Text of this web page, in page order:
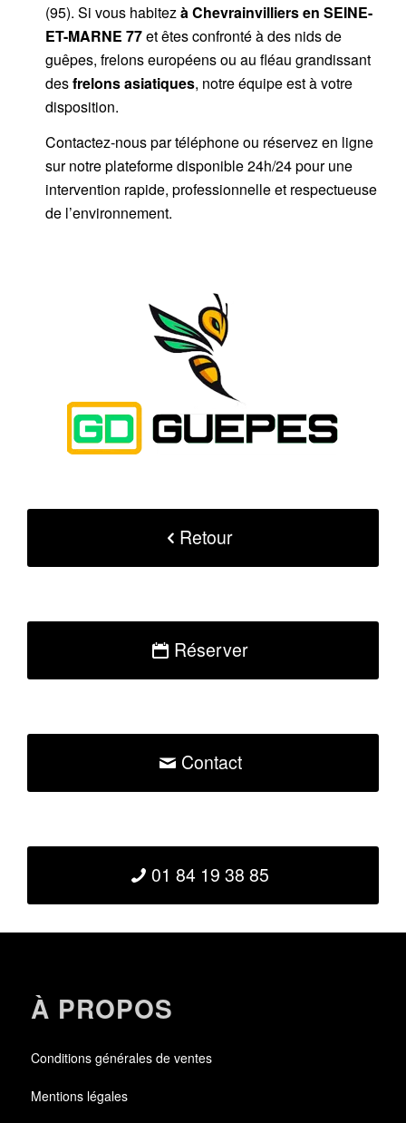
(95). Si vous habitez à Chevrainvilliersen SEINE-
ET-MARNE 77et êtes confronté à des nids de
guêpes, frelons européens ou au fléau grandissant
desfrelons asiatiques, notre équipe est à votre
disposition.
Contactez-nous partéléphoneou réservez en ligne
sur notre plateforme disponible 24h/24pour une
intervention rapide, professionnelle et respectueuse
de l’environnement.
Retour
Réserver
Contact
01 84 19 38 85
À PROPOS
Conditions générales de ventes
Mentions légales